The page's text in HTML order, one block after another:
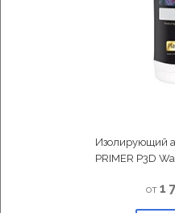
Изолирующий
PRIMER P3D
от 1